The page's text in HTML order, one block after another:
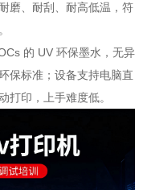
磨、耐刮、耐高低温，符
的 UV 环保墨水，无异
保标准；设备支持电脑直
打印，上手难度低。